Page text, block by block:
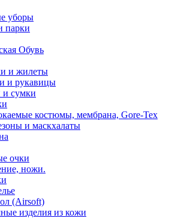
уборы
парки
Обувь
и жилеты
и рукавицы
и сумки
костюмы, мембрана, Gore-Tex
и маскхалаты
очки
ножи.
(Airsoft)
изделия из кожи